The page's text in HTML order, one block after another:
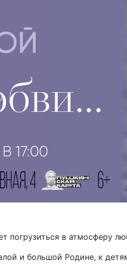
погрузиться в атмосферу
и большой Родине, к